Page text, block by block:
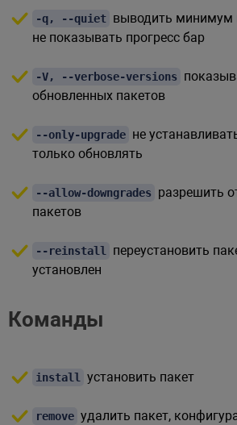
-q, --quiet выводить минимум
не показывать прогресс бар
-V, --verbose-versions
обновленных пакетов
--only-upgrade не
только обновлять
--allow-downgrades разрешить
пакетов
--reinstall
переустановить
установлен
Команды
install установить пакет
remove удалить пакет,